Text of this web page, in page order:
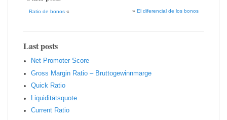
Ratio de bonos « » El diferencial de los bonos
Last posts
Net Promoter Score
Gro ss Margin Ratio – Bruttogewinnmarge
Quic k Ratio
Liquiditätsquote
Current Ratio